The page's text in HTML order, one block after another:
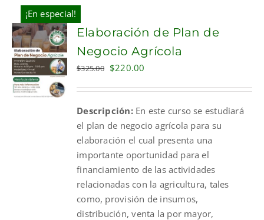
¡En especial!
ADD TO
CART
Elaboración de Plan de
Negocio Agrícola
$325.00 Original
$325.00.
$220.00
$220.00.
Descripción:En este curso se estudiará
el plan de negocio agrícola para su
elaboración el cual presenta una
importante oportunidad para el
financiamiento de las actividades
relacionadas con la agricultura, tales
como, provisión de insumos,
distribución, venta la por mayor,